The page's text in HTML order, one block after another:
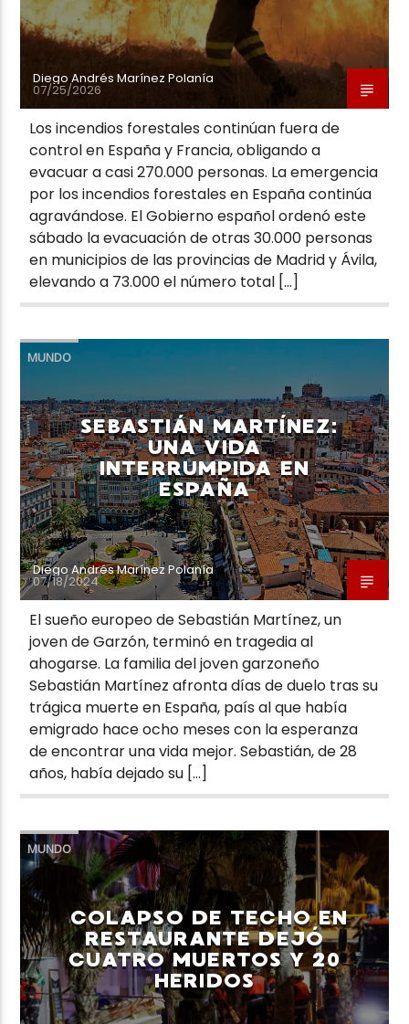
Diego Andrés Marínez Polanía
07/25/2026
Los incendios forestales continúan fuera de
control en España y Francia, obligando a
evacuar a casi 270.000 personas. La emergencia
por los incendios forestales en España continúa
agravándose. El Gobierno español ordenó este
sábado la evacuación de otras 30.000 personas
en municipios de las provincias de Madrid y Ávila,
elevando a 73.000 el número total […]
MUNDO
SEBASTIÁN MARTÍNEZ:
UNA VIDA
INTERRUMPIDA EN
ESPAÑA
Diego Andrés Marínez Polanía
07/18/2024
El sueño europeo de Sebastián Martínez, un
joven de Garzón, terminó en tragedia al
ahogarse. La familia del joven garzoneño
Sebastián Martínez afronta días de duelo tras su
trágica muerte en España, país al que había
emigrado hace ocho meses con la esperanza
de encontrar una vida mejor. Sebastián, de 28
años, había dejado su […]
MUNDO
COLAPSO DE TECHO EN
RESTAURANTE DEJÓ
CUATRO MUERTOS Y 20
HERIDOS